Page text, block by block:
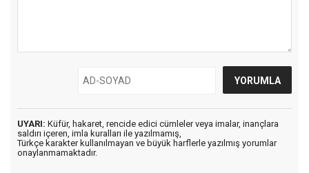
UYARI: Küfür, hakaret, rencide edici cümleler veya imalar, inançlara
saldırı içeren, imla kuralları ile yazılmamış,
Türkçe karakter kullanılmayan ve büyük harflerle yazılmış yorumlar
onaylanmamaktadır.